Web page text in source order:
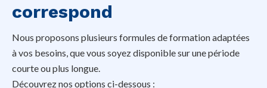
correspond
Nous proposons plusieurs formules de formation adaptées
à vos besoins, que vous soyez disponible sur une période
courte ou plus longue.
Découvrez nos options ci-dessous :